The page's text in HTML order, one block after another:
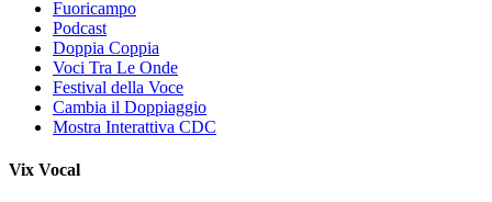
Fuoricampo
Podcast
Doppia Coppia
Voci Tra Le Onde
Festival della Voce
Cambia il Doppiaggio
Mostra Interattiva CDC
Vix Vocal